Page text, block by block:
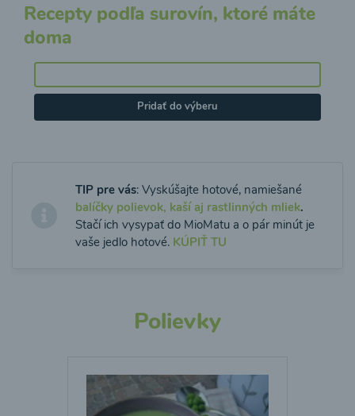
Recepty podľa surovín, ktoré máte
doma
Pridať do výberu
TIP pre vás: Vyskúšajte hotové, namiešané
balíčky polievok, kaší aj rastlinných mliek.
Stačí ich vysypať do MioMatu a o pár minút je
vaše jedlo hotové. KÚPIŤ TU
Polievky